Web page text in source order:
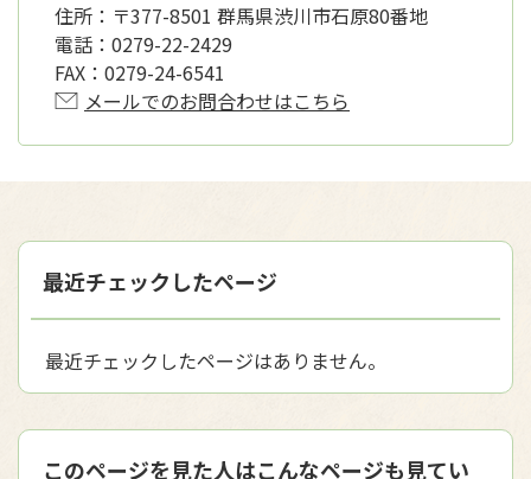
住所： 〒377-8501 群馬県渋川市石原80番地
電話： 0279-22-2429
FAX： 0279-24-6541
メールでのお問合わせはこちら
最近チェックしたページ
最近チェックしたページはありません。
このページを見た人はこんなページも見てい